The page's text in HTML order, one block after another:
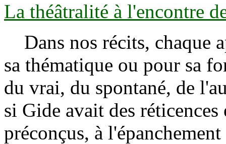
La théâtralité à l'encontre
Dans nos récits, chaque
sa thématique ou pour sa
du vrai, du spontané, de
si Gide avait des
préconçus, à